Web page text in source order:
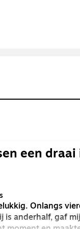
een
Onlangs
is anderhalf, gaf